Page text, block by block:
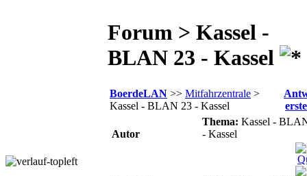
Forum > Kassel -
BLAN 23 - Kassel
BoerdeLAN >> Mitfahrzentrale >
Kassel - BLAN 23 - Kassel
Autor
Thema: Kassel -
- Kassel